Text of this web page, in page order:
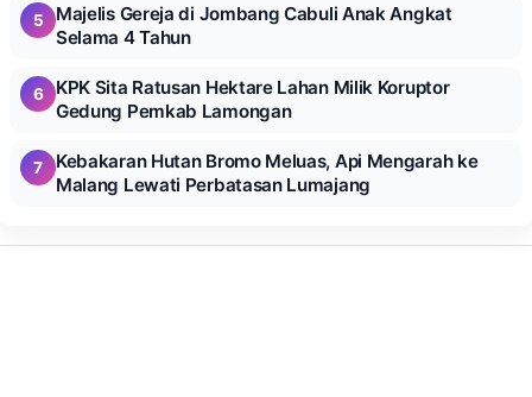
5
Majelis Gereja di Jombang Cabuli Anak Angkat
Selama 4 Tahun
6
KPK Sita Ratusan Hektare Lahan Milik Koruptor
Gedung Pemkab Lamongan
7
Kebakaran Hutan Bromo Meluas, Api Mengarah ke
Malang Lewati Perbatasan Lumajang